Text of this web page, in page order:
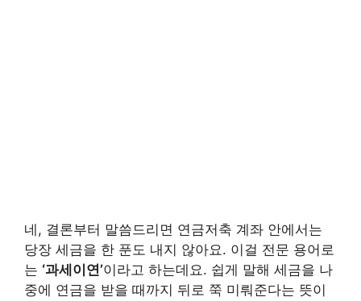
네, 결론부터 말씀드리면 연금저축 계좌 안에서는
당장 세금을 한 푼도 내지 않아요. 이걸 전문 용어로
는 ‘과세이연’이라고 하는데요. 쉽게 말해 세금을 나
중에 연금을 받을 때까지 뒤로 쭉 미뤄준다는 뜻이